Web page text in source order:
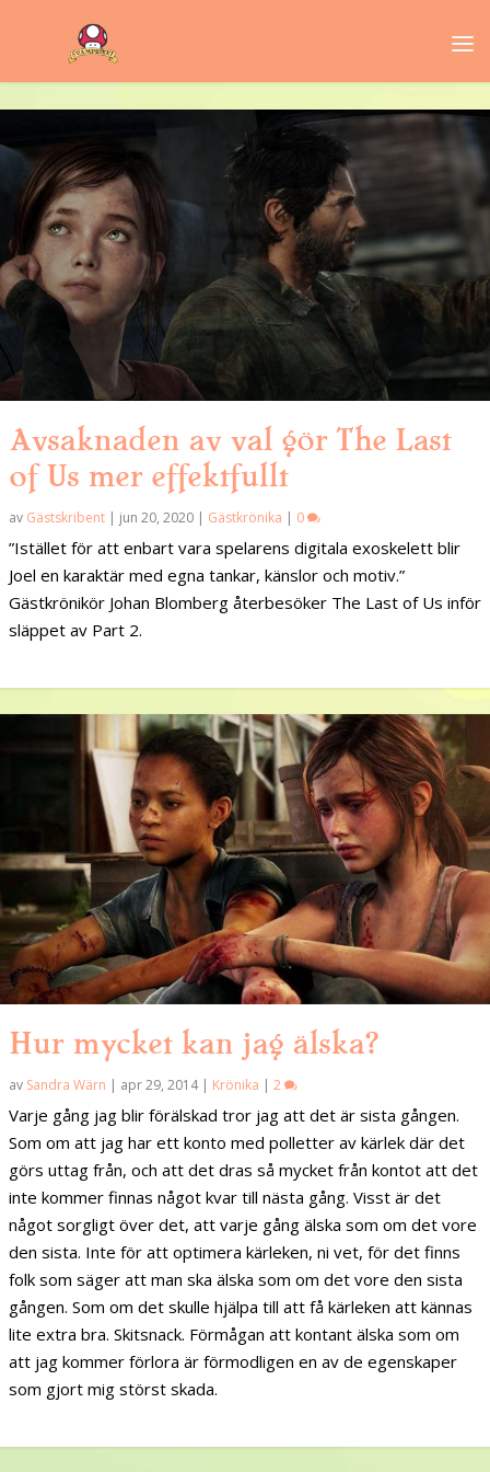
Avsaknaden av val gör The Last
of Us mer effektfullt
av Gästskribent | jun 20, 2020 | Gästkrönika | 0
”Istället för att enbart vara spelarens digitala exoskelett blir
Joel en karaktär med egna tankar, känslor och motiv.”
Gästkrönikör Johan Blomberg återbesöker The Last of Us inför
släppet av Part 2.
Hur mycket kan jag älska?
av Sandra Wärn apr 29, 2014| Krönika 2
Varje gång jag blir förälskad tror jag att det är sista gången.
Som om att jag har ett konto med polletter av kärlek där det
görs uttag från, och att det dras så mycket från kontot att det
inte kommer finnas något kvar till nästa gång. Visst är det
något sorgligt över det, att varje gång älska som om det vore
den sista. Inte för att optimera kärleken, ni vet, för det finns
folk som säger att man ska älska som om det vore den sista
gången. Som om det skulle hjälpa till att få kärleken att kännas
lite extra bra. Skitsnack. Förmågan att kontant älska som om
att jag kommer förlora är förmodligen en av de egenskaper
som gjort mig störst skada.